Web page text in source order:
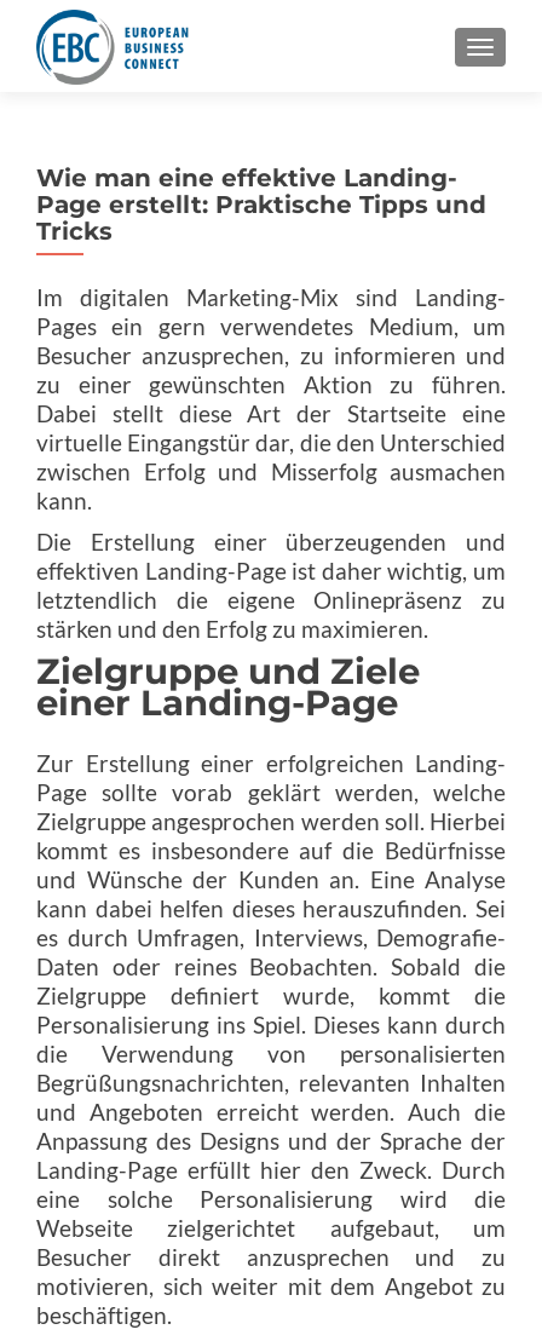
Wie man eine effektive Landing-
Page erstellt: Praktische Tipps und
Tricks
Im digitalen Marketing-Mix sind Landing-
Pages ein gern verwendetes Medium, um
Besucher anzusprechen, zu informieren und
zu einer gewünschten Aktion zu führen.
Dabei stellt diese Art der Startseite eine
virtuelle Eingangstür dar, die den Unterschied
zwischen Erfolg und Misserfolg ausmachen
kann.
Die Erstellung einer überzeugenden und
effektiven Landing-Page ist daher wichtig, um
letztendlich die eigene Onlinepräsenz zu
stärken und den Erfolg zu maximieren.
Zielgruppe und Ziele
einer Landing-Page
Zur Erstellung einer erfolgreichen Landing-
Page sollte vorab geklärt werden, welche
Zielgruppe angesprochen werden soll. Hierbei
kommt es insbesondere auf die Bedürfnisse
und Wünsche der Kunden an. Eine Analyse
kann dabei helfen dieses herauszufinden. Sei
es durch Umfragen, Interviews, Demografie-
Daten oder reines Beobachten. Sobald die
Zielgruppe definiert wurde, kommt die
Personalisierung ins Spiel. Dieses kann durch
die Verwendung von personalisierten
Begrüßungsnachrichten, relevanten Inhalten
und Angeboten erreicht werden. Auch die
Anpassung des Designs und der Sprache der
Landing-Page erfüllt hier den Zweck. Durch
eine solche Personalisierung wird die
Webseite zielgerichtet aufgebaut, um
Besucher direkt anzusprechen und zu
motivieren, sich weiter mit dem Angebot zu
beschäftigen.